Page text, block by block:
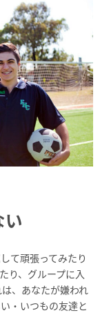
て頑張ってみたり
り、グループに入
、あなたが嫌われ
・いつもの友達と